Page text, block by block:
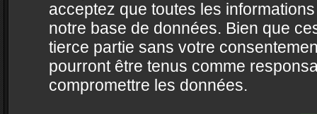
acceptez que toutes les
notre base de données. Bien que
tierce partie sans votre
pourront être tenus comme
compromettre les données.